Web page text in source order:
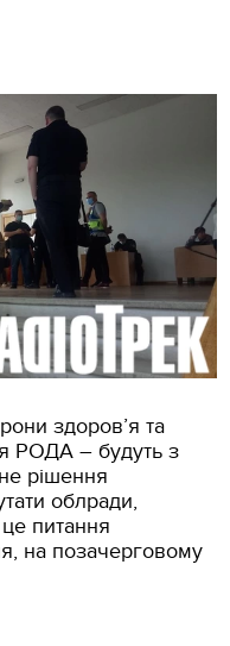
здоров’я та
РОДА – будуть з
рішення
облради,
питання
на позачерговому